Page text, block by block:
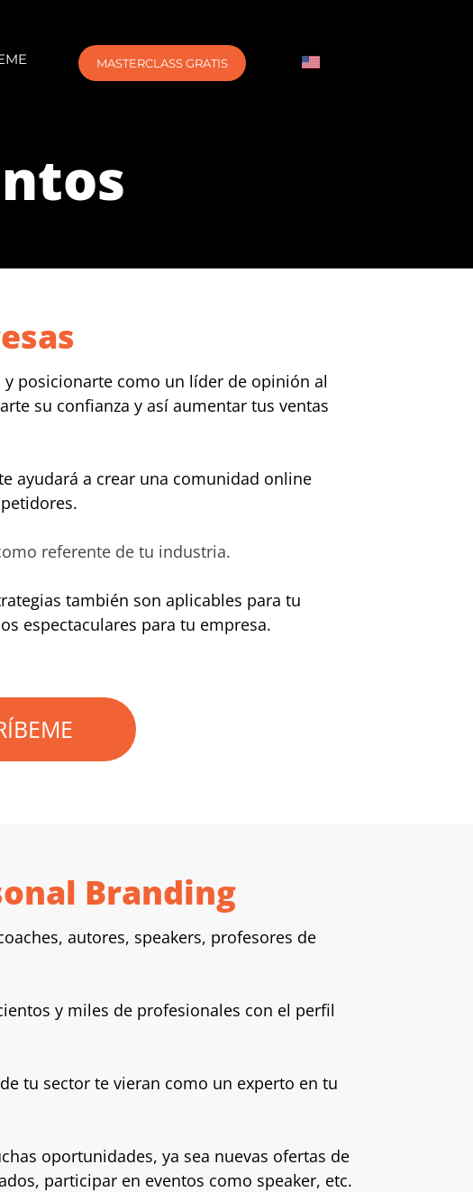
MASTERCLASS GRATIS
posicionarte como un líder de opinión al
su confianza y así aumentar tus ventas
ayudará a crear una comunidad online
referente de tu industria.
también son aplicables para tu
espectaculares para tu empresa.
Branding
autores, speakers, profesores de
y miles de profesionales con el perfil
tu sector te vieran como un experto en tu
oportunidades, ya sea nuevas ofertas de
participar en eventos como speaker, etc.